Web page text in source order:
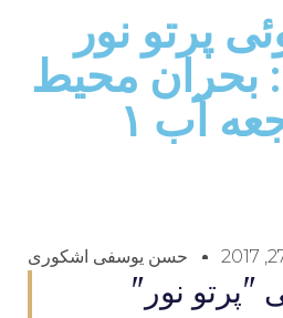
پرتو نور
بحران محيط
آب ۱
حسن یوسفی اشکوری
"پرتو نور"